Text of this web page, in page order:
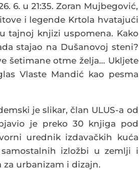
6. u 21:35. Zoran Mujbegović,
i legende Krtola hvatajući
tajnoj knjizi uspomena. Kako
stajao na Dušanovoj steni?
šetimane otme želja… Ukljete
Vlaste Mandić kao pesma
je slikar, član ULUS-a od
je preko 30 knjiga pod
urednik izdavačkih kuća
izložbi u zemlji i
urbanizam i dizajn.